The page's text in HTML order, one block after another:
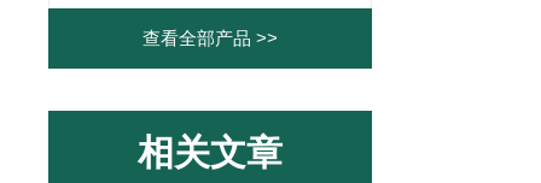
查看全部产品 >>
相关文章